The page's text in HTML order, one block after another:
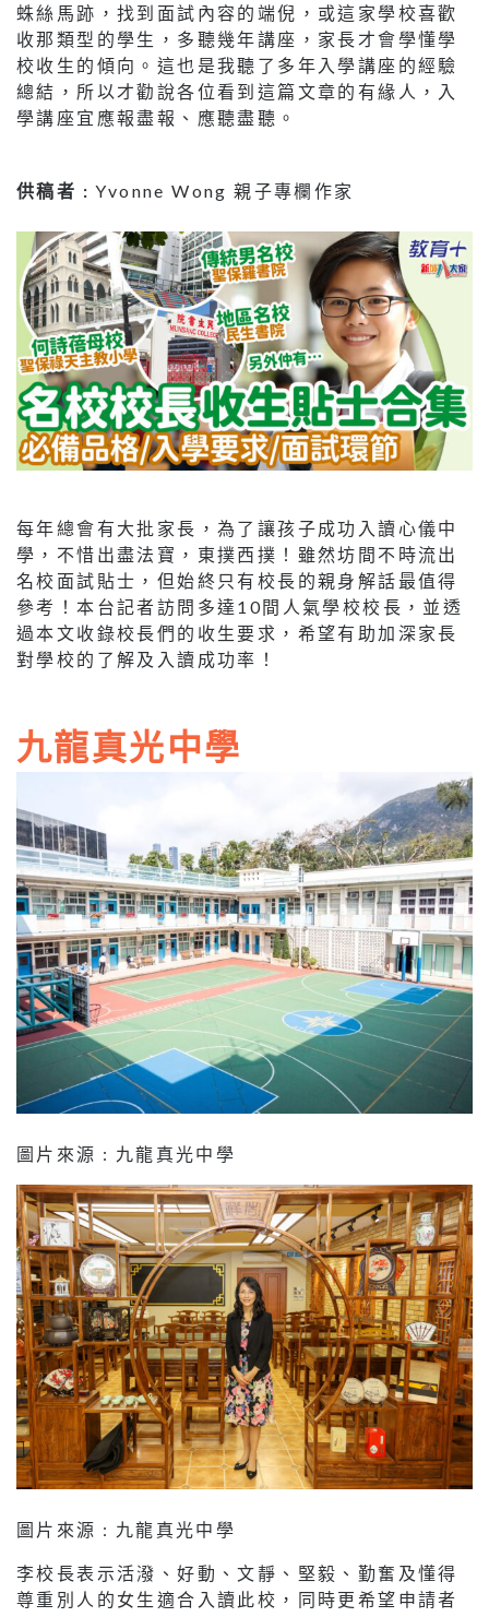
蛛絲馬跡，找到面試內容的端倪，或這家學校喜歡
收那類型的學生，多聽幾年講座，家長才會學懂學
校收生的傾向。這也是我聽了多年入學講座的經驗
總結，所以才勸說各位看到這篇文章的有緣人，入
學講座宜應報盡報、應聽盡聽。
供稿者 : Yvonne Wong 親子專欄作家
每年總會有大批家長，為了讓孩子成功入讀心儀中
學，不惜出盡法寶，東撲西撲！雖然坊間不時流出
名校面試貼士，但始終只有校長的親身解話最值得
參考！本台記者訪問多達10間人氣學校校長，並透
過本文收錄校長們的收生要求，希望有助加深家長
對學校的了解及入讀成功率！
九龍真光中學
圖片來源 : 九龍真光中學
圖片來源 : 九龍真光中學
李校長表示活潑、好動、文靜、堅毅、勤奮及懂得
尊重別人的女生適合入讀此校，同時更希望申請者